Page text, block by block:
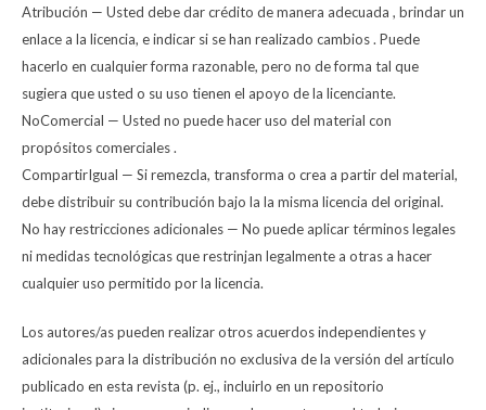
Atribución — Usted debe dar crédito de manera adecuada , brindar un
enlace a la licencia, e indicar si se han realizado cambios . Puede
hacerlo en cualquier forma razonable, pero no de forma tal que
sugiera que usted o su uso tienen el apoyo de la licenciante.
NoComercial — Usted no puede hacer uso del material con
propósitos comerciales .
CompartirIgual — Si remezcla, transforma o crea a partir del material,
debe distribuir su contribución bajo la la misma licencia del original.
No hay restricciones adicionales — No puede aplicar términos legales
ni medidas tecnológicas que restrinjan legalmente a otras a hacer
cualquier uso permitido por la licencia.
Los autores/as pueden realizar otros acuerdos independientes y
adicionales para la distribución no exclusiva de la versión del artículo
publicado en esta revista (p. ej., incluirlo en un repositorio